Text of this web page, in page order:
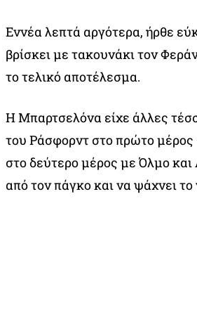
Εννέα λεπτά αργότερα, ήρθε
βρίσκει με τακουνάκι τον
το τελικό αποτέλεσμα.
Η Μπαρτσελόνα είχε άλλες
του Ράσφορντ στο πρώτο μέρος
στο δεύτερο μέρος με Όλμο
από τον πάγκο και να ψάχνει